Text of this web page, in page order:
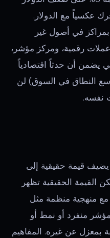
عكسياً مع الدولار.
بمراكز في أصول غير
رقمية، ومركز مؤشر،
يضمن أن حدثاً اقتصادياً
النطاق في السوق) لن
نفسه.
فهم التداول المتأرجح مع SMC يضيف قيمة حقيقية إلى
القيمة الحقيقية تظهر
منهجية منظمة مثل
مؤشر منفرد أو نمط أو
بمعزل عن غيره. المفاهيم